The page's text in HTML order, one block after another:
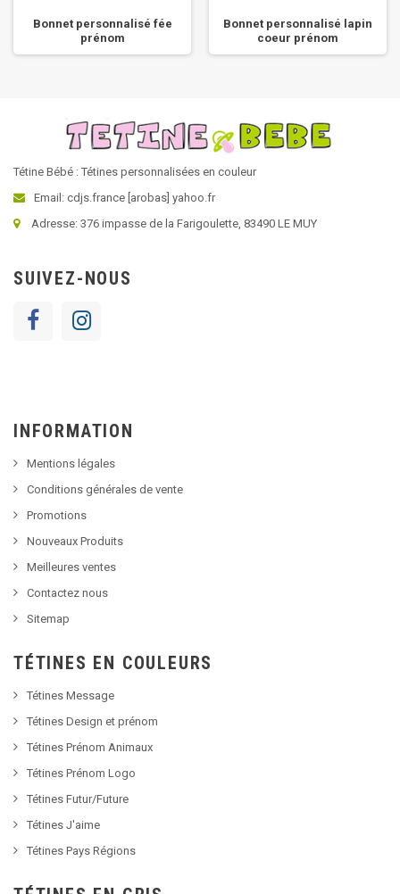
Bonnet personnalisé fée
prénom
Bonnet personnalisé lapin
coeur prénom
Tétine Bébé : Tétines personnalisées en couleur
Email: cdjs.france [arobas] yahoo.fr
Adresse: 376 impasse de la Farigoulette, 83490 LE MUY
SUIVEZ-NOUS
INFORMATION
Mentions légales
Conditions générales de vente
Promotions
Nouveaux Produits
Meilleures ventes
Contactez nous
Sitemap
TÉTINES EN COULEURS
Tétines Message
Tétines Design et prénom
Tétines Prénom Animaux
Tétines Prénom Logo
Tétines Futur/Future
Tétines J'aime
Tétines Pays Régions